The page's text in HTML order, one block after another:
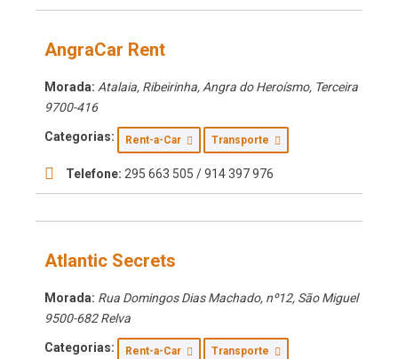
AngraCar Rent
Morada: Atalaia, Ribeirinha, Angra do Heroísmo, Terceira
9700-416
Categorias: Rent-a-Car Transporte
Telefone: 295 663 505 / 914 397 976
Atlantic Secrets
Morada: Rua Domingos Dias Machado, nº12, São Miguel
9500-682 Relva
Categorias: Rent-a-Car Transporte